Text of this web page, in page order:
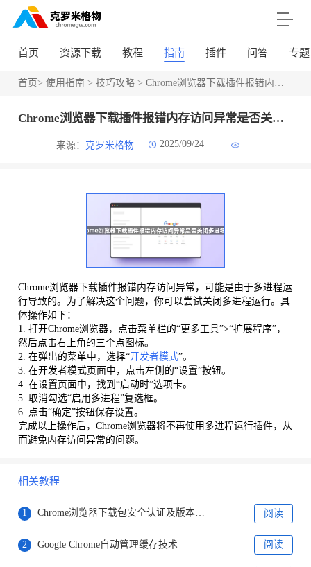
首页 资源下载 教程 指南 插件 问答 专题
首页> 使用指南 > 技巧攻略> Chrome浏览器下载插件报错内存访问异常是否关闭多进程运行
Chrome浏览器下载插件报错内存访问异常是否关闭多进程运行
来源： 克罗米格物 2025/09/24
Chrome浏览器下载插件报错内存访问异常，可能是由于多进程运
行导致的。为了解决这个问题，你可以尝试关闭多进程运行。具
体操作如下：
1. 打开Chrome浏览器，点击菜单栏的“更多工具”>“扩展程序”，
然后点击右上角的三个点图标。
2. 在弹出的菜单中，选择“开发者模式”。
3. 在开发者模式页面中，点击左侧的“设置”按钮。
4. 在设置页面中，找到“启动时”选项卡。
5. 取消勾选“启用多进程”复选框。
6. 点击“确定”按钮保存设置。
完成以上操作后，Chrome浏览器将不再使用多进程运行插件，从
而避免内存访问异常的问题。
相关教程
1 Chrome浏览器下载包安全认证及版本管理 阅读
2 Google Chrome自动管理缓存技术 阅读